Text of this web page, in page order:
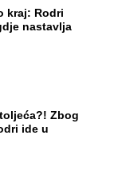
kraj: Rodri
nastavlja
Zbog
ide u